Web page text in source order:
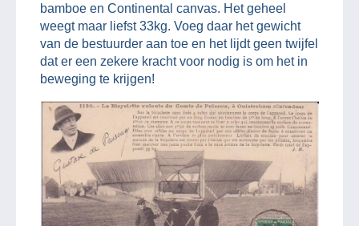
bamboe en Continental canvas. Het geheel
weegt maar liefst 33kg. Voeg daar het gewicht
van de bestuurder aan toe en het lijdt geen twijfel
dat er een zekere kracht voor nodig is om het in
beweging te krijgen!